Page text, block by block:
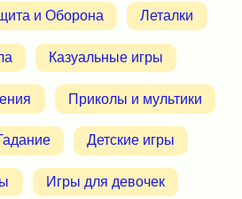
и Оборона Леталки
Казуальные игры
Приколы и мультики
Детские игры
Игры для девочек